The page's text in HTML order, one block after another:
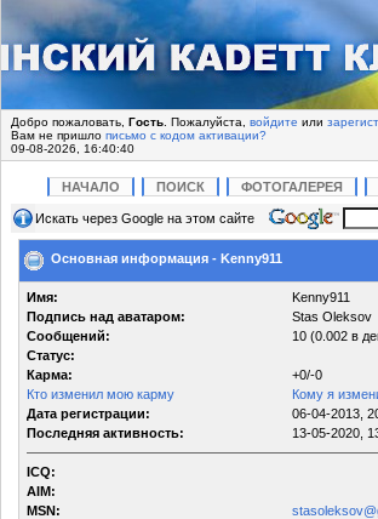
Добро пожаловать, Гость . Пожалуйста, войдите или
Вам не пришло письмо с кодом активации?
09-08-2026, 16:40:40
НАЧАЛО ПОИСК ФОТОГАЛЕРЕЯ
Искать через Google на этом сайте
Основная информация - Kenny911
Имя:
Kenny911
Подпись над аватаром:
Stas Oleksov
Сообщений:
10 (0.002 в
Статус:
Карма:
+0/-0
Кто изменил мою карму
Кому я
Дата регистрации:
06-04-2013,
Последняя активность:
13-05-2020,
ICQ:
AIM:
MSN: